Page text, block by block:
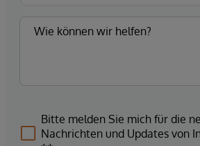
Bitte melden Sie mich für die
Nachrichten und Updates von